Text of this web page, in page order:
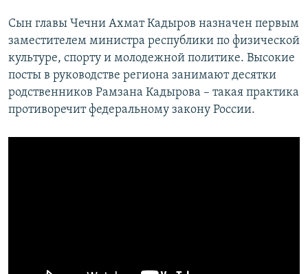
Сын главы Чечни Ахмат Кадыров назначен первым
заместителем министра республики по физической
культуре, спорту и молодежной политике. Высокие
посты в руководстве региона занимают десятки
родственников Рамзана Кадырова – такая практика
противоречит федеральному закону России.